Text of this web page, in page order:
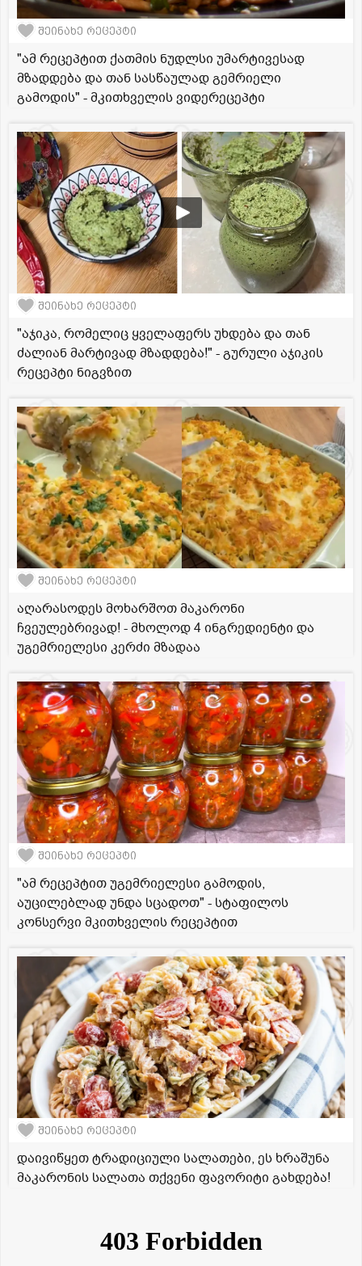
შეინახე რეცეპტი
"ამ რეცეპტით ქათმის ნუდლსი უმარტივესად
მზადდება და თან სასწაულად გემრიელი
გამოდის" - მკითხველის ვიდერეცეპტი
შეინახე რეცეპტი
"აჯიკა, რომელიც ყველაფერს უხდება და თან
ძალიან მარტივად მზადდება!" - გურული აჯიკის
რეცეპტი ნიგვზით
შეინახე რეცეპტი
აღარასოდეს მოხარშოთ მაკარონი
ჩვეულებრივად! - მხოლოდ 4 ინგრედიენტი და
უგემრიელესი კერძი მზადაა
შეინახე რეცეპტი
"ამ რეცეპტით უგემრიელესი გამოდის,
აუცილებლად უნდა სცადოთ" - სტაფილოს
კონსერვი მკითხველის რეცეპტით
შეინახე რეცეპტი
დაივიწყეთ ტრადიციული სალათები, ეს ხრაშუნა
მაკარონის სალათა თქვენი ფავორიტი გახდება!